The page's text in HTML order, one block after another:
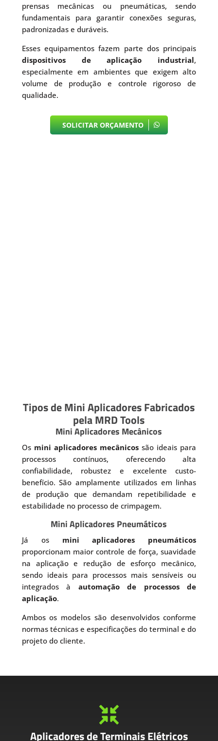
prensas mecânicas ou pneumáticas, sendo
fundamentais para garantir conexões seguras,
padronizadas e duráveis.
Esses equipamentos fazem parte dos principais
dispositivos de aplicação industrial,
especialmente em ambientes que exigem alto
volume de produção e controle rigoroso de
qualidade.
SOLICITAR ORÇAMENTO
Tipos de Mini Aplicadores Fabricados
pela MRD Tools
Mini Aplicadores Mecânicos
Os mini aplicadores mecânicos são ideais para
processos contínuos, oferecendo alta
confiabilidade, robustez e excelente custo-
benefício. São amplamente utilizados em linhas
de produção que demandam repetibilidade e
estabilidade no processo de crimpagem.
Mini Aplicadores Pneumáticos
Já os mini aplicadores pneumáticos
proporcionam maior controle de força, suavidade
na aplicação e redução de esforço mecânico,
sendo ideais para processos mais sensíveis ou
integrados à automação de processos de
aplicação.
Ambos os modelos são desenvolvidos conforme
normas técnicas e especificações do terminal e do
projeto do cliente.

Aplicadores de Terminais Elétricos